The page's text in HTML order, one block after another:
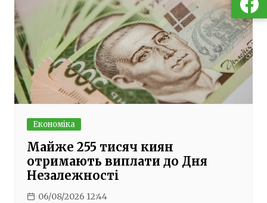
Економіка
Майже 255 тисяч киян
отримають виплати до Дня
Незалежності
06/08/2026 12:44